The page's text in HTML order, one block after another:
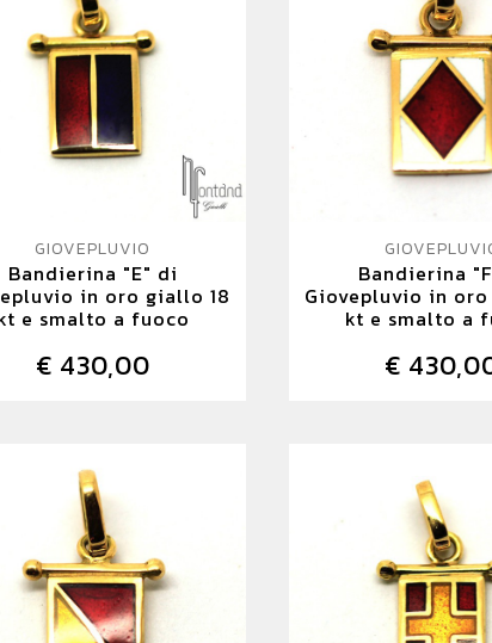
GIOVEPLUVIO
Bandierina "E" di
in oro giallo 18
e smalto a fuoco
€ 430,00
Bandierina
Giovepluvio in
kt e smalto a
€